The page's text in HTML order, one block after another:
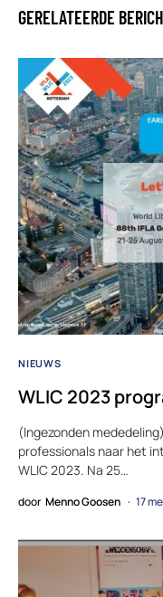
GERELATEERDE
NIEUWS
WLIC 2023
(Ingezonden
professionals naar het
WLIC 2023. Na 25…
door Menno Goosen 17